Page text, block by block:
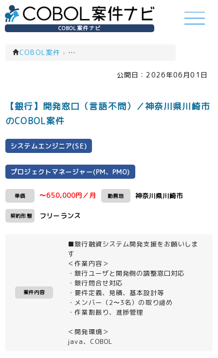
COBOL案件ナビ
COBOL案件 › システムエンジニア(SE)(一覧)
公開日： 2026年06月01日
【銀行】開発窓口（言語不問）／神奈川県川崎市
のCOBOL案件
システムエンジニア(SE)
プロジェクトマネージャー(PM、PMO)
単価 〜650,000円／月 勤務地 神奈川県川崎市
契約形態 フリーランス
案件内容
■銀行融資システム開発支援をお願いしま
す
＜作業内容＞
・銀行ユーザと開発側の調整窓口対応
・銀行問合せ対応
・要件定義、見積、基本設計等
・メンバー（2〜3名）の取り纏め
・作業割振り、進捗管理
＜開発環境＞
java、COBOL